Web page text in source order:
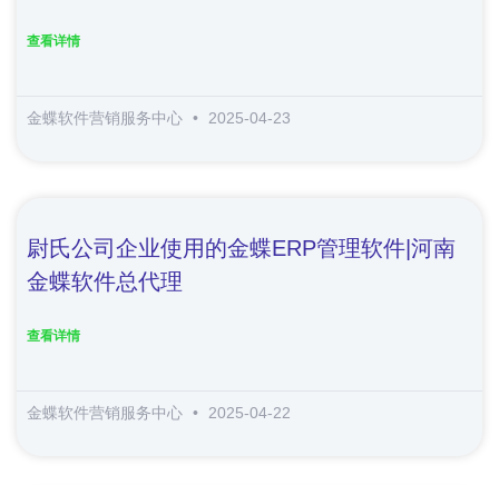
查看详情
金蝶软件营销服务中心 2025-04-23
尉氏公司企业使用的金蝶ERP管理软件|河南
金蝶软件总代理
查看详情
金蝶软件营销服务中心 2025-04-22